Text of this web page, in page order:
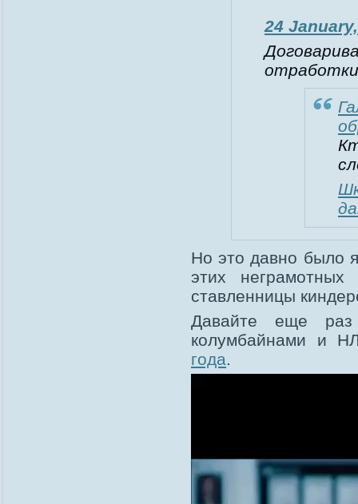
24
Но это давно было
этих
ставленницы
Давайте еще
колумбайнами и
года.